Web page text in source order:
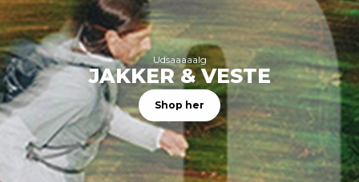
Udsaaaaalg
JAKKER & VESTE
Shop her